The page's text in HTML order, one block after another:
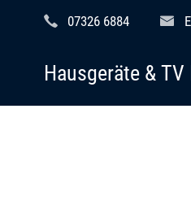
07326 6884
Hausgeräte & TV